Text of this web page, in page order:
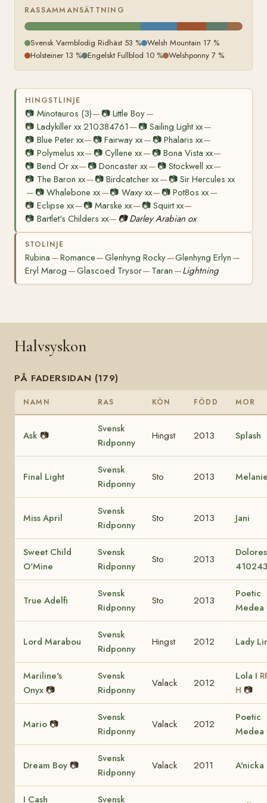
RASSAMMANSÄTTNING
Svensk Varmblodig Ridhäst 53 % Welsh Mountain 17 %
Holsteiner 13 % Engelskt Fullblod 10 % Welshponny 7 %
HINGSTLINJE
📷 Minotauros (3)— 📷Little Boy—
📷 Ladykiller xx 210384761 — 📷Sailing Light xx—
📷 Blue Peter xx— 📷Fairway xx— 📷 Phalaris xx—
📷 Polymelus xx— 📷Cyllene xx— 📷 Bona Vista xx—
📷 Bend Or xx— 📷Doncaster xx— 📷 Stockwell xx—
📷 The Baron xx— 📷Birdcatcher xx— 📷 Sir Hercules xx
— 📷Whalebone xx—📷 Waxy xx— 📷Pot8os xx—
📷 Eclipse xx— 📷Marske xx— 📷 Squirt xx—
📷 Bartlet's Childers xx— 📷 Darley Arabian ox
STOLINJE
Rubina —Romance—Glenhyng Rocky—Glenhyng Erlyn —
Eryl Marog —Glascoed Trysor— Taran —Lightning
Halvsyskon
PÅ FADERSIDAN (179)
NAMN RAS KÖN FÖDD MOR
Ask 📷
Svensk
Ridponny
Hingst 2013 Splash
Final Light
Svensk
Ridponny
Sto 2013
Miss April
Svensk
Ridponny
Sto 2013 Jani
Sweet Child
O'Mine
Svensk
Ridponny
Sto 2013
True Adelfi
Svensk
Ridponny
Sto 2013
Poetic
Medea
Lord Marabou
Svensk
Ridponny
Hingst 2012 Lady
Mariline's
Onyx 📷
Svensk
Ridponny
Valack 2012
Lola I
H 📷
Mario 📷
Svensk
Ridponny
Valack 2012
Poetic
Medea
Dream Boy 📷
Svensk
Ridponny
Valack 2011 A'nicka
I Cash Svensk